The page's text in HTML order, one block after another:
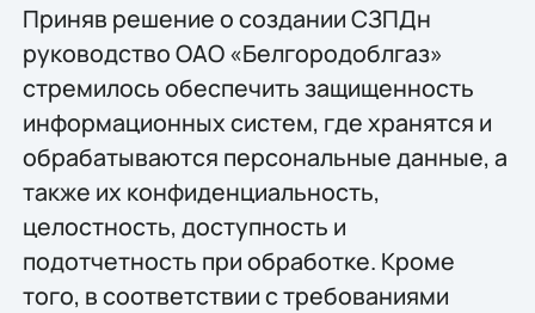
Приняв решение о создании СЗПДн
руководство ОАО «Белгородоблгаз»
стремилось обеспечить защищенность
информационных систем, где хранятся и
обрабатываются персональные данные, а
также их конфиденциальность,
целостность, доступность и
подотчетность при обработке. Кроме
того, в соответствии с требованиями